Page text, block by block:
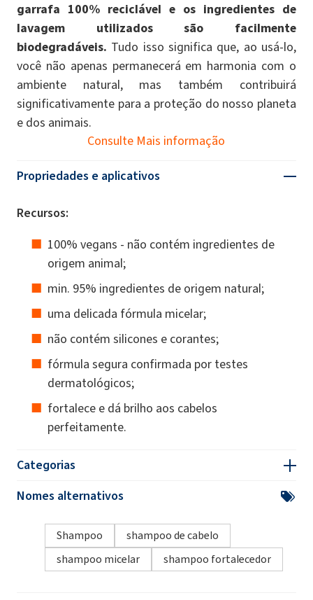
garrafa 100% reciclável e os ingredientes de
lavagem utilizados são facilmente
biodegradáveis. Tudo isso significa que, ao usá-lo,
você não apenas permanecerá em harmonia com o
ambiente natural, mas também contribuirá
significativamente para a proteção do nosso planeta
e dos animais.
Consulte Mais informação
Propriedades e aplicativos
Recursos:
100% vegans - não contém ingredientes de
origem animal;
min. 95% ingredientes de origem natural;
uma delicada fórmula micelar;
não contém silicones e corantes;
fórmula segura confirmada por testes
dermatológicos;
fortalece e dá brilho aos cabelos
perfeitamente.
Categorias
Nomes alternativos
Shampoo
shampoo de cabelo
shampoo micelar
shampoo fortalecedor